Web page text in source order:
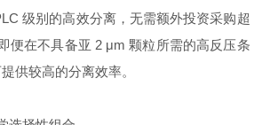
级别的高效分离，无需额外投资采购超
便在不具备亚 2 μm 颗粒所需的高反压条
供较高的分离效率。